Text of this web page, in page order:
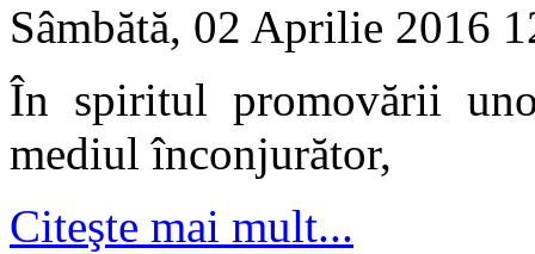
Sâmbătă, 02 Aprilie 2016
În spiritul promovării
mediul înconjurător,
Citeşte mai mult...